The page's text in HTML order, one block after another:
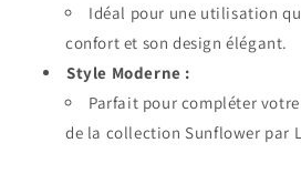
Idéal pour une utilisation
confort et son design élégant.
Style Moderne :
Parfait pour compléter
de la collection Sunflower par